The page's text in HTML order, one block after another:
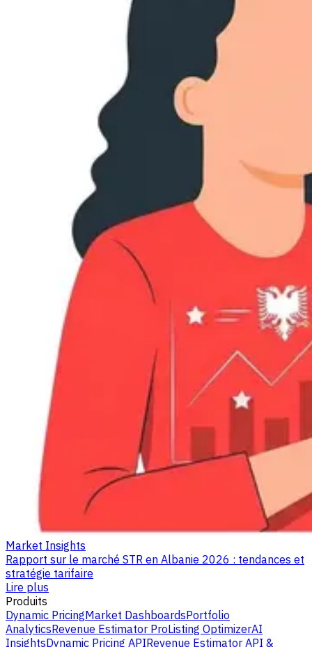
Market Insights
Rapport sur le marché STR en Albanie 2026 : tendances et
stratégie tarifaire
Lire plus
Produits
Dynamic PricingMarket DashboardsPortfolio
AnalyticsRevenue Estimator ProListing OptimizerAI
InsightsDynamic Pricing APIRevenue Estimator API &